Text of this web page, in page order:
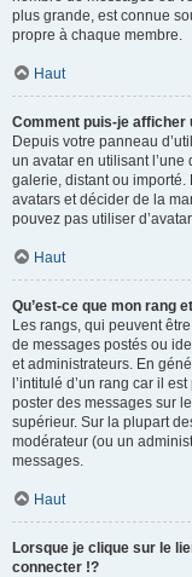
plus grande, est connue
propre à chaque membre.
Haut
Comment puis-je afficher
Depuis votre panneau
un avatar en utilisant l’une
galerie, distant ou importé.
avatars et décider de la
pouvez pas utiliser
Haut
Qu’est-ce que mon rang
Les rangs, qui peuvent
de messages postés ou
et administrateurs. En
l’intitulé d’un rang car il
poster des messages sur
supérieur. Sur la plupart
modérateur (ou un
messages.
Haut
Lorsque je clique sur le
connecter !?